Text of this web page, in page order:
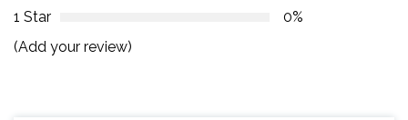
1 Star
0%
(Add your review)